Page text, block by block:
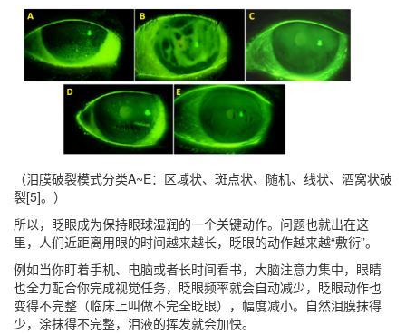
（泪膜破裂模式分类A~E：区域状、斑点状、随机、线状、酒窝状破
裂[5]。）
所以，眨眼成为保持眼球湿润的一个关键动作。问题也就出在这
里，人们近距离用眼的时间越来越长，眨眼的动作越来越“敷衍”。
例如当你盯着手机、电脑或者长时间看书，大脑注意力集中，眼睛
也全力配合你完成视觉任务，眨眼频率就会自动减少，眨眼动作也
变得不完整（临床上叫做不完全眨眼），幅度减小。自然泪膜抹得
少，涂抹得不完整，泪液的挥发就会加快。